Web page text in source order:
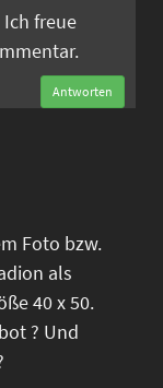
freue
Antworten
Foto bzw.
als
40 x 50.
? Und